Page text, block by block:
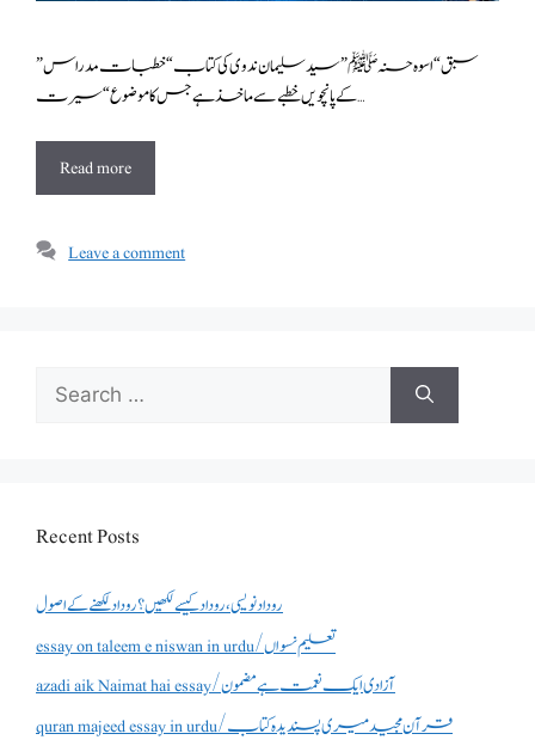
سبق “اسوہ حسنہ ﷺ” سید سلیمان ندوی کی کتاب “خطبات مدراس”
کے پانچویں خطبےسے ماخذ ہے جس کا موضوع “سیرت …
Read more
Leave a comment
Search
for:
Recent Posts
روداد نویسی ،روداد کیسے لکھیں؟ روداد لکھنے کے اصول
essay on taleem e niswan in urdu/تعلیم نسواں
azadi aik Naimat hai essay/آزادی ایک نعمت ہے مضمون
quran majeed essay in urdu/قرآن مجید میری پسندیدہ کتاب